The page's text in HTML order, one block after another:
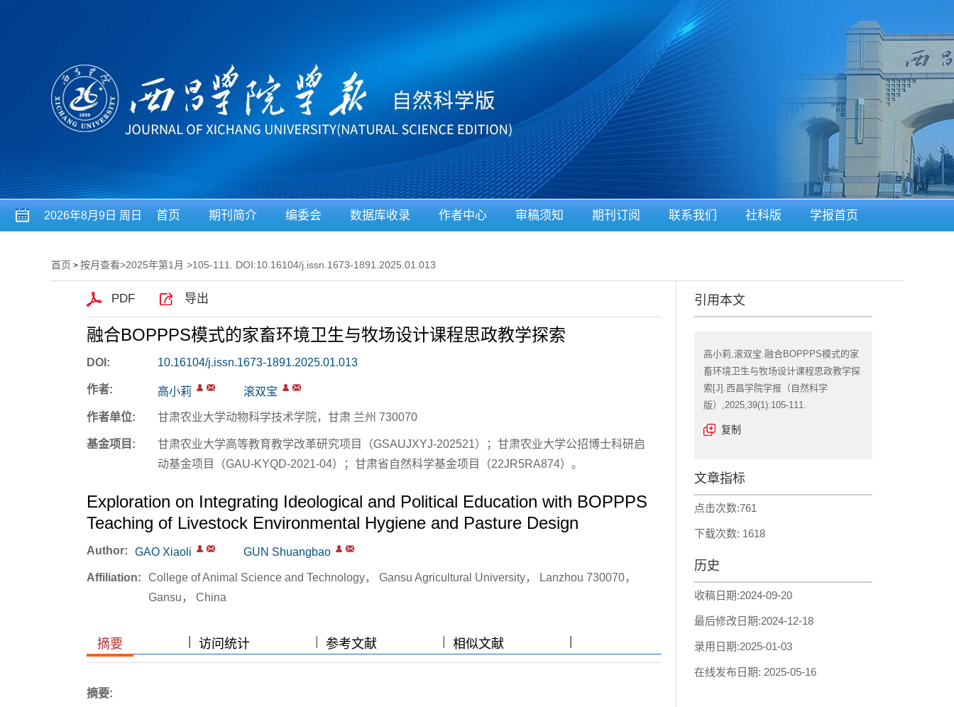
2026年8月9日 周日 首页 期刊简介 编委会 数据库收录 作者中心 审稿须知 期刊订阅 联系我们 社科版 学报首页
首页 > 按月查看>2025年第1月 >105-111. DOI:10.16104/j.issn.1673-1891.2025.01.013
PDF 导出
融合BOPPPS模式的家畜环境卫生与牧场设计课程思政教学探索
DOI: 10.16104/j.issn.1673-1891.2025.01.013
作者: 高小莉 滚双宝
作者单位: 甘肃农业大学动物科学技术学院，甘肃 兰州 730070
基金项目:
甘肃农业大学高等教育教学改革研究项目（GSAUJXYJ-202521）；甘肃农业大学公招博士科研启
动基金项目（GAU-KYQD-2021-04）；甘肃省自然科学基金项目（22JR5RA874）。
Exploration on Integrating Ideological and Political Education with BOPPPS
Teaching of Livestock Environmental Hygiene and Pasture Design
Author: GAO Xiaoli GUN Shuangbao
Affiliation:
College of Animal Science and Technology， Gansu Agricultural University， Lanzhou 730070，
Gansu， China
摘要 访问统计 参考文献 相似文献
摘要:
引用本文
高小莉,滚双宝.融合BOPPPS模式的家
畜环境卫生与牧场设计课程思政教学探
索[J].西昌学院学报（自然科学
版）,2025,39(1):105-111.
复制
文章指标
点击次数:761
下载次数: 1618
历史
收稿日期:2024-09-20
最后修改日期:2024-12-18
录用日期:2025-01-03
在线发布日期: 2025-05-16